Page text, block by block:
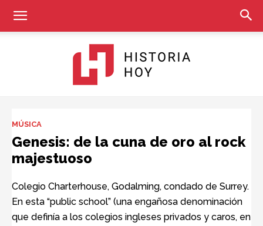
MÚSICA
Genesis: de la cuna de oro al rock
majestuoso
Colegio Charterhouse, Godalming, condado de Surrey.
En esta “public school” (una engañosa denominación
que definía a los colegios ingleses privados y caros, en